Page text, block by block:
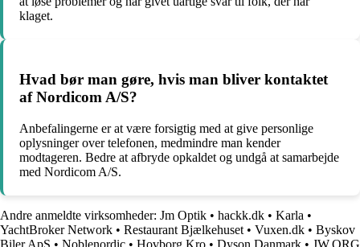
klaget.
Hvad bør man gøre, hvis man bliver kontaktet
af Nordicom A/S?
Anbefalingerne er at være forsigtig med at give personlige
oplysninger over telefonen, medmindre man kender
modtageren. Bedre at afbryde opkaldet og undgå at samarbejde
med Nordicom A/S.
Andre anmeldte virksomheder: Jm Optik • hackk.dk • Karla •
YachtBroker Network • Restaurant Bjælkehuset • Vuxen.dk • Byskov
Biler ApS • Noblenordic • Hovborg Kro • Dyson Danmark • JW.ORG